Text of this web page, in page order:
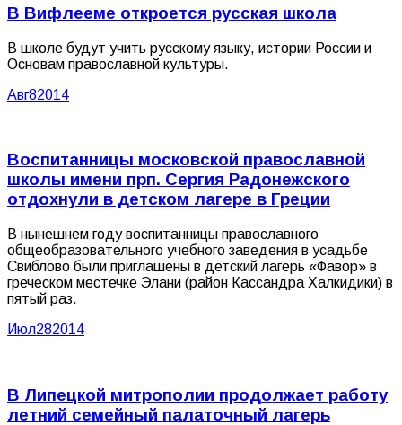
В Вифлееме откроется русская школа
В школе будут учить русскому языку, истории России и
Основам православной культуры.
Авг82014
Воспитанницы московской православной
школы имени прп. Сергия Радонежского
отдохнули в детском лагере в Греции
В нынешнем году воспитанницы православного
общеобразовательного учебного заведения в усадьбе
Свиблово были приглашены в детский лагерь «Фавор» в
греческом местечке Элани (район Кассандра Халкидики) в
пятый раз.
Июл282014
В Липецкой митрополии продолжает работу
летний семейный палаточный лагерь